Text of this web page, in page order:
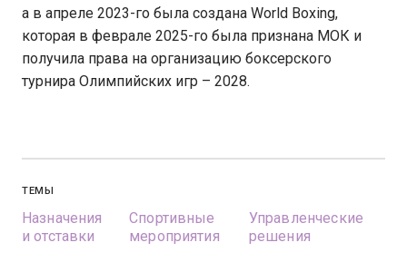
а в апреле 2023-го была создана World Boxing,
которая в феврале 2025-го была признана МОК и
получила права на организацию боксерского
турнира Олимпийских игр – 2028.
ТЕМЫ
Назначения
и отставки
Спортивные
мероприятия
Управленческие
решения